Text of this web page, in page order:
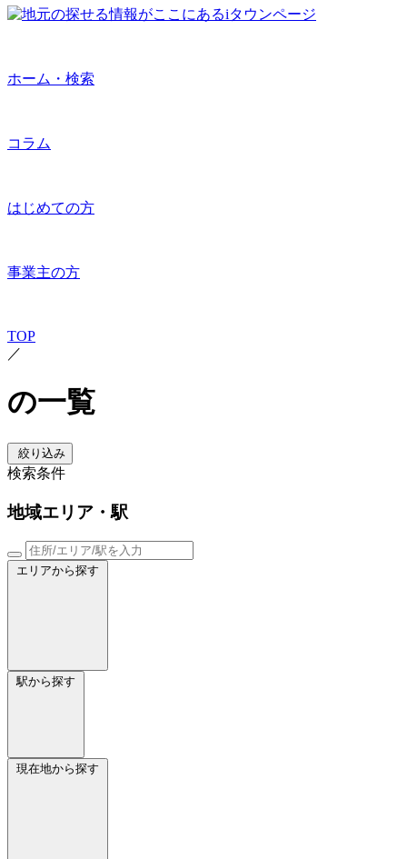
ホーム・検索
コラム
はじめての方
事業主の方
TOP
／
の一覧
絞り込み
検索条件
地域エリア・駅
エリアから探す
駅から探す
現在地から探す